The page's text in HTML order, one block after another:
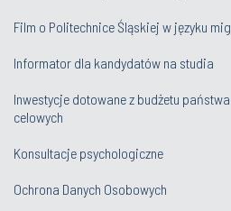
Film o Politechnice Śląskiej w języku
Informator dla kandydatów na studia
Inwestycje dotowane z budżetu
celowych
Konsultacje psychologiczne
Ochrona Danych Osobowych